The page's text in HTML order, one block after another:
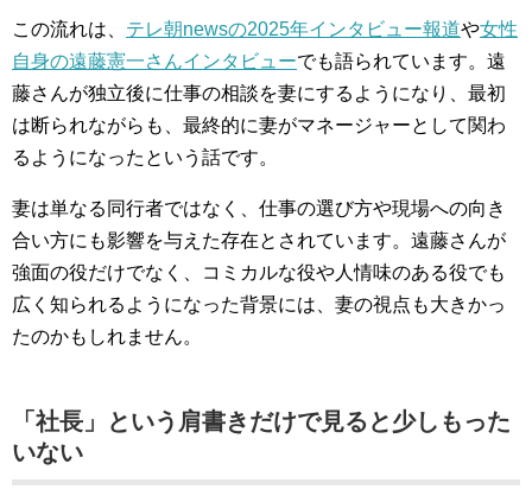
この流れは、 テレ朝newsの2025年インタビュー報道や女性
自身の遠藤憲一さんインタビューでも語られています。遠
藤さんが独立後に仕事の相談を妻にするようになり、最初
は断られながらも、最終的に妻がマネージャーとして関わ
るようになったという話です。
妻は単なる同行者ではなく、仕事の選び方や現場への向き
合い方にも影響を与えた存在とされています。遠藤さんが
強面の役だけでなく、コミカルな役や人情味のある役でも
広く知られるようになった背景には、妻の視点も大きかっ
たのかもしれません。
「社長」という肩書きだけで見ると少しもった
いない